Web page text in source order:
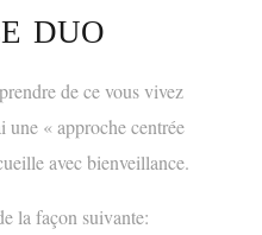
duo
de ce vous vivez
une « approche centrée
avec bienveillance.
la façon suivante: